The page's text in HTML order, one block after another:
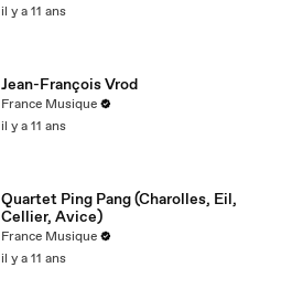
il y a 11 ans
Jean-François Vrod
France Musique
il y a 11 ans
Quartet Ping Pang (Charolles, Eil,
Cellier, Avice)
France Musique
il y a 11 ans